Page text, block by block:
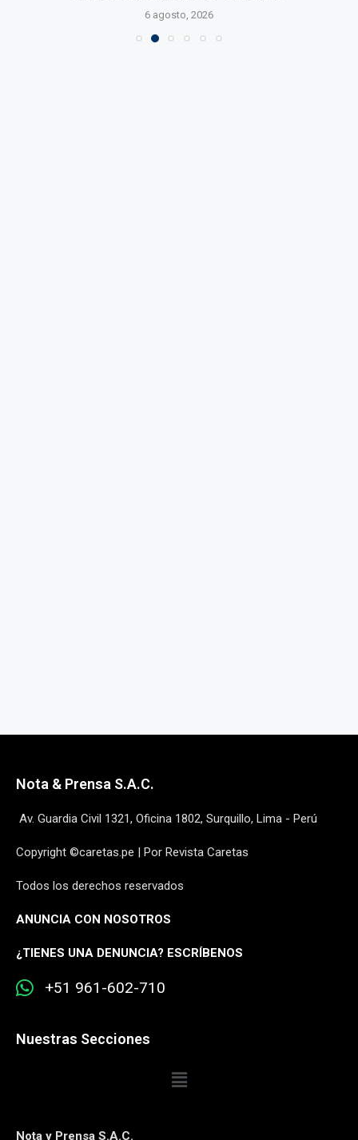
6 agosto, 2026
Nota & Prensa S.A.C.
Av. Guardia Civil 1321, Oficina 1802, Surquillo, Lima - Perú
Copyright ©caretas.pe | Por Revista Caretas
Todos los derechos reservados
ANUNCIA CON NOSOTROS
¿TIENES UNA DENUNCIA? ESCRÍBENOS
+51 961-602-710
Nuestras Secciones
Nota y Prensa S.A.C.